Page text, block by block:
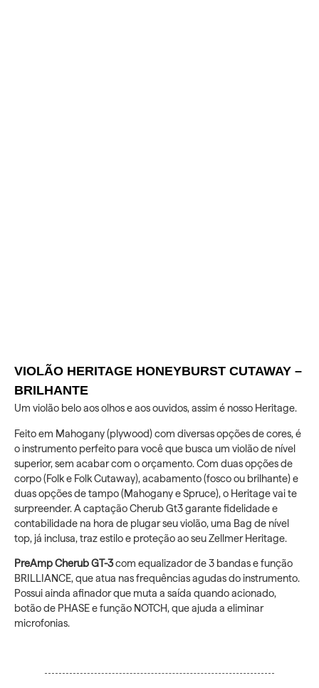
VIOLÃO HERITAGE HONEYBURST CUTAWAY –
BRILHANTE
Um violão belo aos olhos e aos ouvidos, assim é nosso Heritage.
Feito em Mahogany (plywood) com diversas opções de cores, é
o instrumento perfeito para você que busca um violão de nível
superior, sem acabar com o orçamento. Com duas opções de
corpo (Folk e Folk Cutaway), acabamento (fosco ou brilhante) e
duas opções de tampo (Mahogany e Spruce), o Heritage vai te
surpreender. A captação Cherub Gt3 garante fidelidade e
contabilidade na hora de plugar seu violão, uma Bag de nível
top, já inclusa, traz estilo e proteção ao seu Zellmer Heritage.
PreAmp Cherub GT-3com equalizador de 3 bandas e função
BRILLIANCE, que atua nas frequências agudas do instrumento.
Possui ainda afinador que muta a saída quando acionado,
botão de PHASE e função NOTCH, que ajuda a eliminar
microfonias.